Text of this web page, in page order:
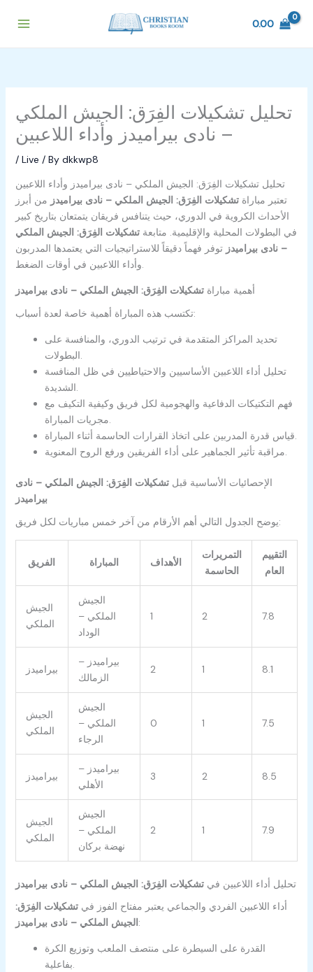
0.00
تحليل تشكيلات الفِرَق: الجيش الملكي
– نادى بيراميدز وأداء اللاعبين
/ Live / By dkkwp8
تحليل تشكيلات الفِرَق: الجيش الملكي – نادى بيراميدز وأداء اللاعبين
تعتبر مباراةتشكيلات الفِرَق: الجيش الملكي – نادى بيراميدز من أبرز
الأحداث الكروية في الدوري، حيث يتنافس فريقان يتمتعان بتاريخ كبير
في البطولات المحلية والإقليمية. متابعةتشكيلات الفِرَق: الجيش الملكي
– نادى بيراميدز توفر فهماً دقيقاً للاستراتيجيات التي يعتمدها المدربون
وأداء اللاعبين في أوقات الضغط.
أهمية مباراةتشكيلات الفِرَق: الجيش الملكي – نادى بيراميدز
تكتسب هذه المباراة أهمية خاصة لعدة أسباب:
تحديد المراكز المتقدمة في ترتيب الدوري، والمنافسة على
البطولات.
تحليل أداء اللاعبين الأساسيين والاحتياطيين في ظل المنافسة
الشديدة.
فهم التكتيكات الدفاعية والهجومية لكل فريق وكيفية التكيف مع
مجريات المباراة.
قياس قدرة المدربين على اتخاذ القرارات الحاسمة أثناء المباراة.
مراقبة تأثير الجماهير على أداء الفريقين ورفع الروح المعنوية.
الإحصائيات الأساسية قبلتشكيلات الفِرَق: الجيش الملكي – نادى
بيراميدز
يوضح الجدول التالي أهم الأرقام من آخر خمس مباريات لكل فريق:
الفريق المباراة الأهداف
التمريرات
الحاسمة
التقييم
العام
الجيش
الملكي
الجيش
الملكي –
الوداد
1 2 7.8
بيراميدز
بيراميدز –
الزمالك
2 1 8.1
الجيش
الملكي
الجيش
الملكي –
الرجاء
0 1 7.5
بيراميدز
بيراميدز –
الأهلي
3 2 8.5
الجيش
الملكي
الجيش
الملكي –
نهضة بركان
2 1 7.9
تحليل أداء اللاعبين فيتشكيلات الفِرَق: الجيش الملكي – نادى بيراميدز
أداء اللاعبين الفردي والجماعي يعتبر مفتاح الفوز فيتشكيلات الفِرَق:
الجيش الملكي – نادى بيراميدز :
القدرة على السيطرة على منتصف الملعب وتوزيع الكرة
بفاعلية.